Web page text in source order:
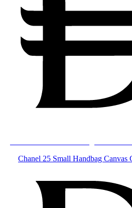
Chanel 25 Small Handbag